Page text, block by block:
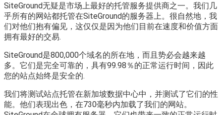
SiteGround无疑是市场上最好的托管服务提供商之一。我们几
乎所有的网站都托管在SiteGround的服务器上。很自然地，我
们对他们抱有偏见，这仅仅是因为他们目前在速度和价值方面
拥有最好的交易.
SiteGround是800,000个域名的所在地，而且势必会越来越
多。它们是完全可靠的，具有99.98％的正常运行时间，因此
您的站点始终是安全的.
我们将测试站点托管在新加坡数据中心中，并测试了它们的性
能。他们表现出色，在730毫秒内加载了我们的网站。